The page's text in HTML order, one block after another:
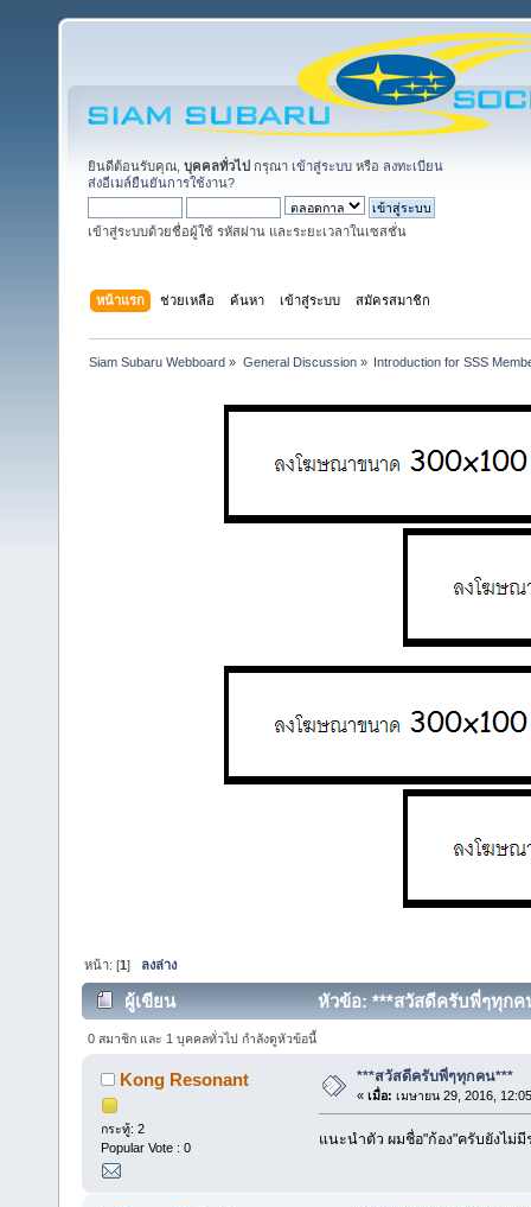
ยินดีต้อนรับคุณ, บุคคลทั่วไป กรุณา เข้าสู่ระบบ หรือ ลงทะเบียน
ส่งอีเมล์ยืนยันการใช้งาน?
เข้าสู่ระบบด้วยชื่อผู้ใช้ รหัสผ่าน และระยะเวลาในเซสชั่น
หน้าแรก ช่วยเหลือ ค้นหา เข้าสู่ระบบ สมัครสมาชิก
Siam Subaru Webboard » General Discussion» Introduction for SSS
หน้า: [1] ลงล่าง
ผู้เขียน หัวข้อ: ***สวัสดีครับพี่ๆทุกค
0 สมาชิก และ 1 บุคคลทั่วไป กำลังดูหัวข้อนี้
Kong Resonant
กระทู้: 2
Popular Vote : 0
***สวัสดีครับพี่ๆทุกคน***
« เมื่อ: เมษายน 29, 2016,
แนะนำตัว ผมชื่อ"ก้อง"ครับยังไม่